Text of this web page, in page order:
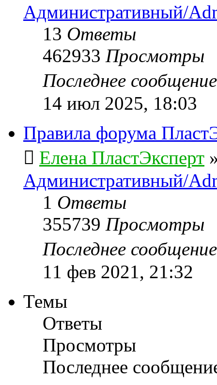
Административный/
13 Ответы
462933 Просмотры
Последнее
14 июл 2025, 18:03
Правила форума
Елена ПластЭксперт
Административный/
1 Ответы
355739 Просмотры
Последнее
11 фев 2021, 21:32
Темы
Ответы
Просмотры
Последнее